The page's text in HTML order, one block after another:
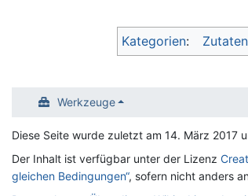
Kategorien: Zutaten
Werkzeuge
Diese Seite wurde zuletzt am 14. März 2017
Der Inhalt ist verfügbar unter der Lizenz
gleichen Bedingungen“, sofern nicht anders